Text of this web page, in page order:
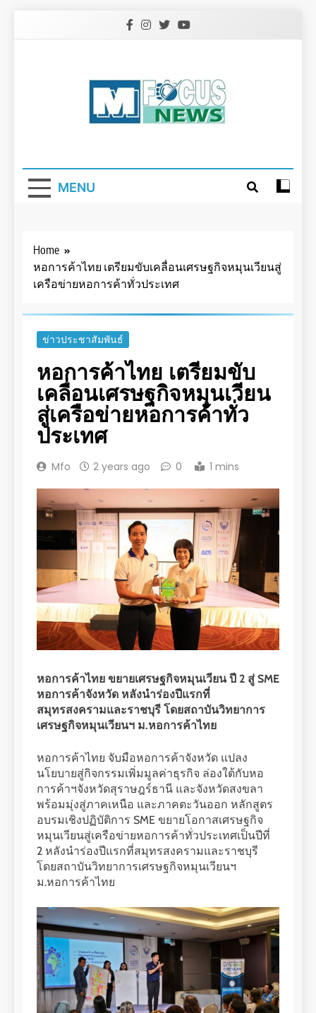
MENU
Home
หอการค้าไทย เตรียมขับเคลื่อนเศรษฐกิจหมุนเวียนสู่
เครือข่ายหอการค้าทั่วประเทศ
ข่าวประชาสัมพันธ์
หอการค้าไทย เตรียมขับ
เคลื่อนเศรษฐกิจหมุนเวียน
สู่เครือข่ายหอการค้าทั่ว
ประเทศ
Mfo 2 years ago 0 1 mins
หอการค้าไทย ขยายเศรษฐกิจหมุนเวียน ปี 2 สู่ SME
หอการค้าจังหวัด หลังนำร่องปีแรกที่
สมุทรสงครามและราชบุรี โดยสถาบันวิทยาการ
เศรษฐกิจหมุนเวียนฯ ม.หอการค้าไทย
หอการค้าไทย จับมือหอการค้าจังหวัด แปลง
นโยบายสู่กิจกรรมเพิ่มมูลค่าธุรกิจ ล่องใต้กับหอ
การค้าฯจังหวัดสุราษฎร์ธานี และจังหวัดสงขลา
พร้อมมุ่งสู่ภาคเหนือ และภาคตะวันออก หลักสูตร
อบรมเชิงปฏิบัติการ SME ขยายโอกาสเศรษฐกิจ
หมุนเวียนสู่เครือข่ายหอการค้าทั่วประเทศเป็นปีที่
2 หลังนำร่องปีแรกที่สมุทรสงครามและราชบุรี
โดยสถาบันวิทยาการเศรษฐกิจหมุนเวียนฯ
ม.หอการค้าไทย